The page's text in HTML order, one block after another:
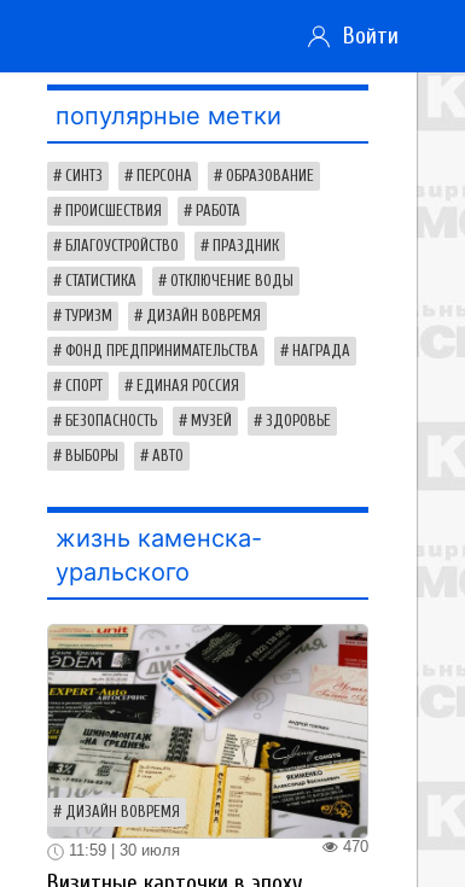
Войти
популярные метки
СИНТЗ ПЕРСОНА ОБРАЗОВАНИЕ
ПРОИСШЕСТВИЯ РАБОТА
БЛАГОУСТРОЙСТВО ПРАЗДНИК
СТАТИСТИКА ОТКЛЮЧЕНИЕ ВОДЫ
ТУРИЗМ ДИЗАЙН ВОВРЕМЯ
ФОНД ПРЕДПРИНИМАТЕЛЬСТВА НАГРАДА
СПОРТ ЕДИНАЯ РОССИЯ
БЕЗОПАСНОСТЬ МУЗЕЙ ЗДОРОВЬЕ
ВЫБОРЫ АВТО
жизнь каменска-
уральского
ДИЗАЙН ВОВРЕМЯ
470
11:59 | 30 июля